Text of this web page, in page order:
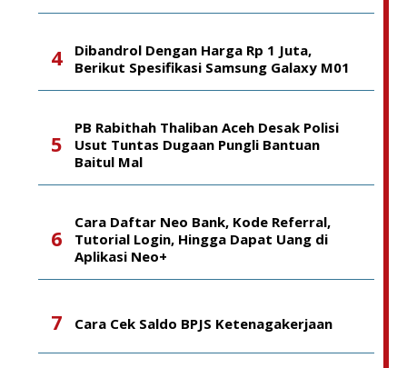
Dibandrol Dengan Harga Rp 1 Juta,
Berikut Spesifikasi Samsung Galaxy M01
PB Rabithah Thaliban Aceh Desak Polisi
Usut Tuntas Dugaan Pungli Bantuan
Baitul Mal
Cara Daftar Neo Bank, Kode Referral,
Tutorial Login, Hingga Dapat Uang di
Aplikasi Neo+
Cara Cek Saldo BPJS Ketenagakerjaan